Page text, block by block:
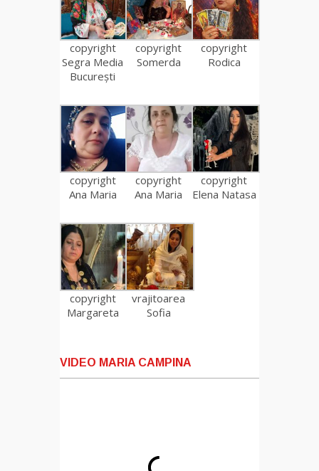
copyright
Segra Media
București
copyright
Somerda
copyright
Rodica
copyright
Ana Maria
copyright
Ana Maria
copyright
Elena Natasa
copyright
Margareta
vrajitoarea
Sofia
VIDEO MARIA CAMPINA